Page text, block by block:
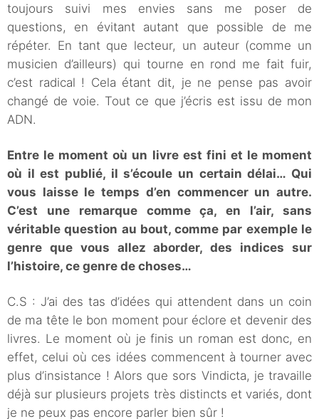
toujours suivi mes envies sans me poser de
questions, en évitant autant que possible de me
répéter. En tant que lecteur, un auteur (comme un
musicien d’ailleurs) qui tourne en rond me fait fuir,
c’est radical ! Cela étant dit, je ne pense pas avoir
changé de voie. Tout ce que j’écris est issu de mon
ADN.
Entre le moment où un livre est fini et le moment
où il est publié, il s’écoule un certain délai… Qui
vous laisse le temps d’en commencer un autre.
C’est une remarque comme ça, en l’air, sans
véritable question au bout, comme par exemple le
genre que vous allez aborder, des indices sur
l’histoire, ce genre de choses…
C.S : J’ai des tas d’idées qui attendent dans un coin
de ma tête le bon moment pour éclore et devenir des
livres. Le moment où je finis un roman est donc, en
effet, celui où ces idées commencent à tourner avec
plus d’insistance ! Alors que sors Vindicta, je travaille
déjà sur plusieurs projets très distincts et variés, dont
je ne peux pas encore parler bien sûr !